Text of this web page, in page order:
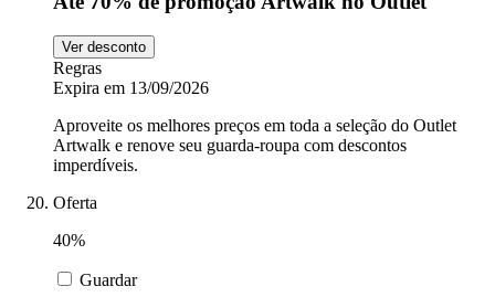
Ver desconto
Regras
Expira em 13/09/2026
Aproveite os melhores preços em toda a seleção do Outlet
Artwalk e renove seu guarda-roupa com descontos
imperdíveis.
Oferta
40%
Guardar